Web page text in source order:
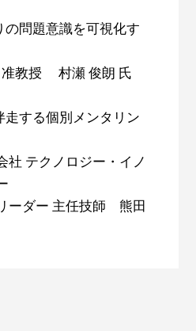
の問題意識を可視化す
准教授 村瀬 俊朗 氏
走する個別メンタリン
社 テクノロジー・イノ
ーダー 主任技師 熊田